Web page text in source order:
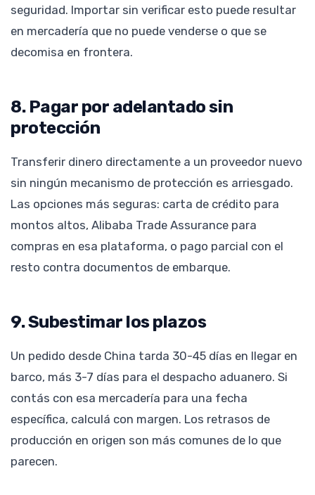
seguridad. Importar sin verificar esto puede resultar
en mercadería que no puede venderse o que se
decomisa en frontera.
8. Pagar por adelantado sin
protección
Transferir dinero directamente a un proveedor nuevo
sin ningún mecanismo de protección es arriesgado.
Las opciones más seguras: carta de crédito para
montos altos, Alibaba Trade Assurance para
compras en esa plataforma, o pago parcial con el
resto contra documentos de embarque.
9. Subestimar los plazos
Un pedido desde China tarda 30-45 días en llegar en
barco, más 3-7 días para el despacho aduanero. Si
contás con esa mercadería para una fecha
específica, calculá con margen. Los retrasos de
producción en origen son más comunes de lo que
parecen.